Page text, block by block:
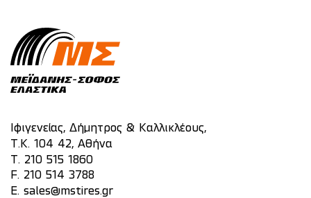
Ιφιγενείας, Δήμητρος & Καλλικλέους,
Τ.Κ. 104 42, Αθήνα
T. 210 515 1860
F. 210 514 3788
E. sales@mstires.gr